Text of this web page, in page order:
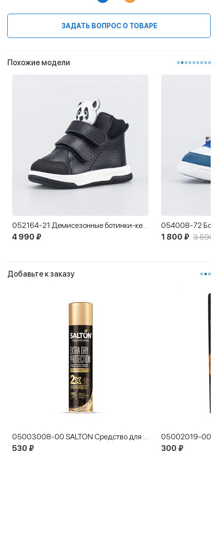
ЗАДАТЬ ВОПРОС О ТОВАРЕ
Похожие модели
052164-21 Демисезонные ботинки-кеды Панда
4 990 ₽
1 800 ₽ 3 590
Добавьте к заказу
05003008-00 SALTON Средство для защиты от воды, снега, грязи 300 мл
530 ₽
300 ₽